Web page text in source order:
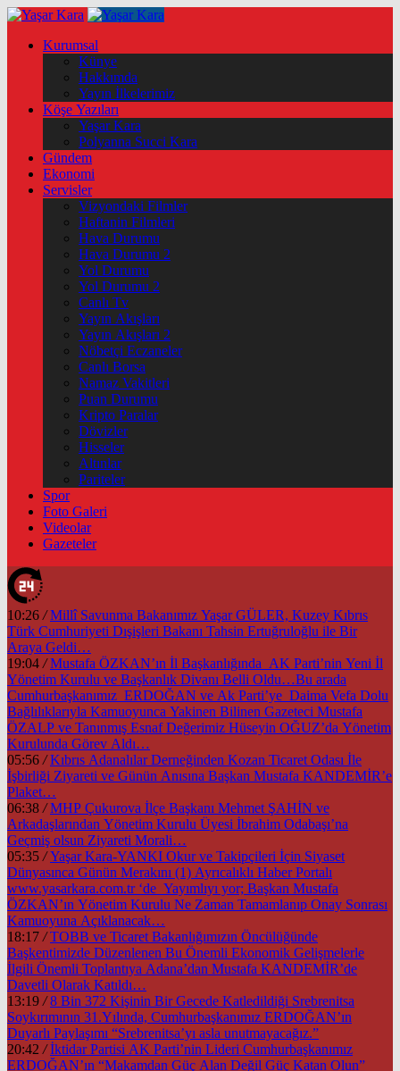
Kurumsal
Künye
Hakkımda
Yayın İlkelerimiz
Köşe Yazıları
Yaşar Kara
Polyanna Succi Kara
Gündem
Ekonomi
Servisler
Vizyondaki Filmler
Haftanin Filmleri
Hava Durumu
Hava Durumu 2
Yol Durumu
Yol Durumu 2
Canlı Tv
Yayın Akışları
Yayın Akışları 2
Nöbetçi Eczaneler
Canlı Borsa
Namaz Vakitleri
Puan Durumu
Kripto Paralar
Dövizler
Hisseler
Altınlar
Pariteler
Spor
Foto Galeri
Videolar
Gazeteler
10:26 / Millî Savunma Bakanımız Yaşar GÜLER, Kuzey Kıbrıs
Türk Cumhuriyeti Dışişleri Bakanı Tahsin Ertuğruloğlu ile Bir
Araya Geldi…
19:04 / Mustafa ÖZKAN’ın İl Başkanlığında AK Parti’nin Yeni İl
Yönetim Kurulu ve Başkanlık Divanı Belli Oldu…Bu arada
Cumhurbaşkanımız ERDOĞAN ve Ak Parti’ye Daima Vefa Dolu
Bağlılıklarıyla Kamuoyunca Yakinen Bilinen Gazeteci Mustafa
ÖZALP ve Tanınmış Esnaf Değerimiz Hüseyin OĞUZ’da Yönetim
Kurulunda Görev Aldı…
05:56 / Kıbrıs Adanalılar Derneğinden Kozan Ticaret Odası İle
İşbirliği Ziyareti ve Günün Anısına Başkan Mustafa KANDEMİR’e
Plaket…
06:38 / MHP Çukurova İlçe Başkanı Mehmet ŞAHİN ve
Arkadaşlarından Yönetim Kurulu Üyesi İbrahim Odabaşı’na
Geçmiş olsun Ziyareti Morali…
05:35 / Yaşar Kara-YANKI Okur ve Takipçileri İçin Siyaset
Dünyasınca Günün Merakını (1) Ayrıcalıklı Haber Portalı
www.yasarkara.com.tr ‘de Yayımlıyı yor; Başkan Mustafa
ÖZKAN’ın Yönetim Kurulu Ne Zaman Tamamlanıp Onay Sonrası
Kamuoyuna Açıklanacak…
18:17 / TOBB ve Ticaret Bakanlığımızın Öncülüğünde
Başkentimizde Düzenlenen Bu Önemli Ekonomik Gelişmelerle
İlgili Önemli Toplantıya Adana’dan Mustafa KANDEMİR’de
Davetli Olarak Katıldı…
13:19 / 8 Bin 372 Kişinin Bir Gecede Katledildiği Srebrenitsa
Soykırımının 31.Yılında, Cumhurbaşkanımız ERDOĞAN’ın
Duyarlı Paylaşımı “Srebrenitsa’yı asla unutmayacağız.”
20:42 / İktidar Partisi AK Parti’nin Lideri Cumhurbaşkanımız
ERDOĞAN’ın “Makamdan Güç Alan Değil Güç Katan Olun”